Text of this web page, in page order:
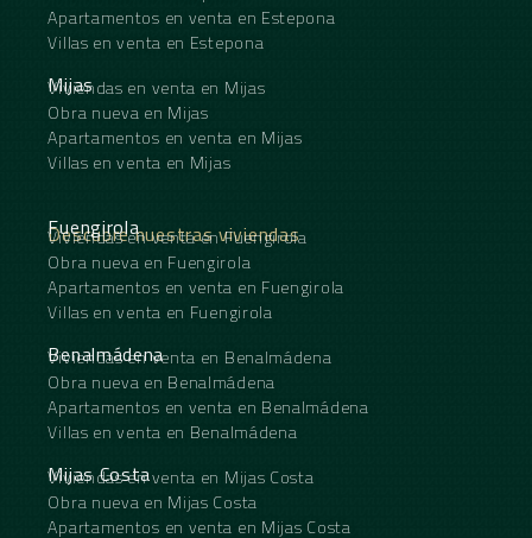
Apartamentos en venta en Estepona
Villas en venta en Estepona
Mijas
Viviendas en venta en Mijas
Obra nueva en Mijas
Apartamentos en venta en Mijas
Villas en venta en Mijas
Descubre nuestras viviendas
Fuengirola
Viviendas en venta en Fuengirola
Obra nueva en Fuengirola
Apartamentos en venta en Fuengirola
Villas en venta en Fuengirola
Benalmádena
Viviendas en venta en Benalmádena
Obra nueva en Benalmádena
Apartamentos en venta en Benalmádena
Villas en venta en Benalmádena
Mijas Costa
Viviendas en venta en Mijas Costa
Obra nueva en Mijas Costa
Apartamentos en venta en Mijas Costa